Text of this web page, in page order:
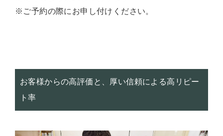
※ご予約の際にお申し付けください。
お客様からの高評価と、厚い信頼による高リピー
ト率